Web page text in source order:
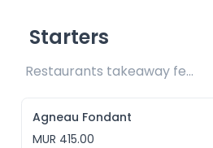
Starters
Restaurants takeaway fee Rs20 included
Agneau Fondant
MUR 415.00